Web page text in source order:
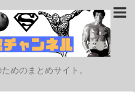
めのまとめサイト。